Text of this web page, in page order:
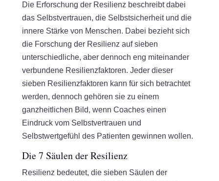
Die Erforschung der Resilienz beschreibt dabei
das Selbstvertrauen, die Selbstsicherheit und die
innere Stärke von Menschen. Dabei bezieht sich
die Forschung der Resilienz auf sieben
unterschiedliche, aber dennoch eng miteinander
verbundene Resilienzfaktoren. Jeder dieser
sieben Resilienzfaktoren kann für sich betrachtet
werden, dennoch gehören sie zu einem
ganzheitlichen Bild, wenn Coaches einen
Eindruck vom Selbstvertrauen und
Selbstwertgefühl des Patienten gewinnen wollen.
Die 7 Säulen der Resilienz
Resilienz bedeutet, die sieben Säulen der